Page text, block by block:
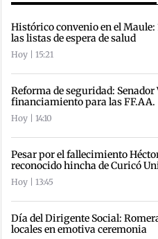
Histórico convenio en el
las listas de espera de salud
Hoy | 15:21
Reforma de seguridad:
financiamiento para las FF.AA.
Hoy | 14:10
Pesar por el fallecimiento
reconocido hincha de Curicó
Hoy | 13:45
Día del Dirigente Social:
locales en emotiva ceremonia